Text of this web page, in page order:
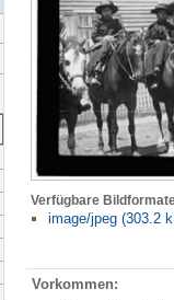
Verfügbare
image/jpeg (303.2
Vorkommen: